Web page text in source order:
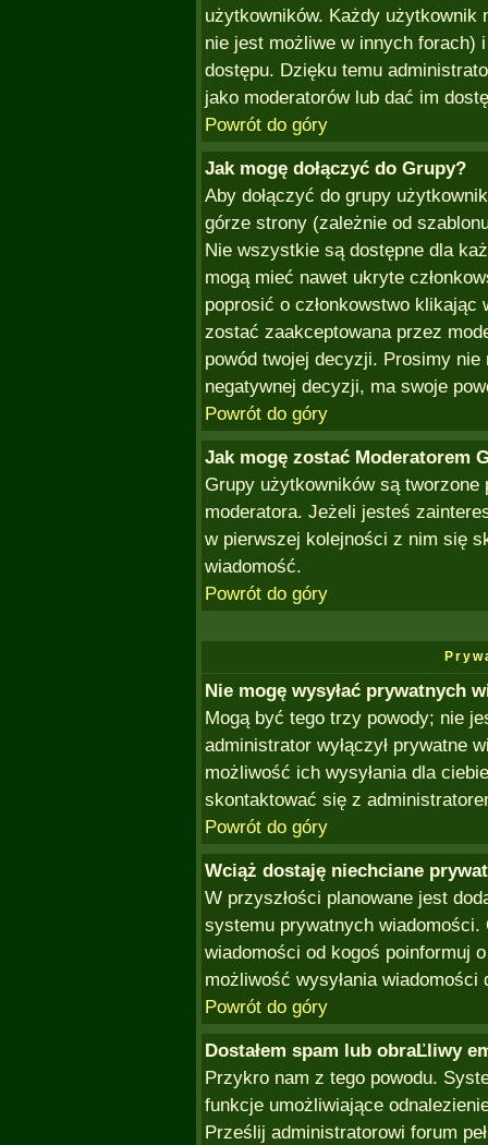
użytkowników. Każdy użytkownik
nie jest możliwe w innych forach)
dostępu. Dzięku temu
jako moderatorów lub dać im
Powrót do góry
Jak mogę dołączyć do Grupy?
Aby dołączyć do grupy
górze strony (zależnie od
Nie wszystkie są dostępne dla
mogą mieć nawet ukryte
poprosić o członkowstwo
zostać zaakceptowana przez
powód twojej decyzji. Prosimy
negatywnej decyzji, ma swoje
Powrót do góry
Jak mogę zostać Moderatorem
Grupy użytkowników są
moderatora. Jeżeli jesteś
w pierwszej kolejności z nim się
wiadomość.
Powrót do góry
Nie mogę wysyłać prywatnych
Mogą być tego trzy powody; nie
administrator wyłączył prywatne
możliwość ich wysyłania dla
skontaktować się z
Powrót do góry
Wciąż dostaję niechciane
W przyszłości planowane jest
systemu prywatnych
wiadomości od kogoś poinformuj
możliwość wysyłania wiadomości
Powrót do góry
Dostałem spam lub obraĽliwy
Przykro nam z tego powodu.
funkcje umożliwiające
Prześlij administratorowi forum